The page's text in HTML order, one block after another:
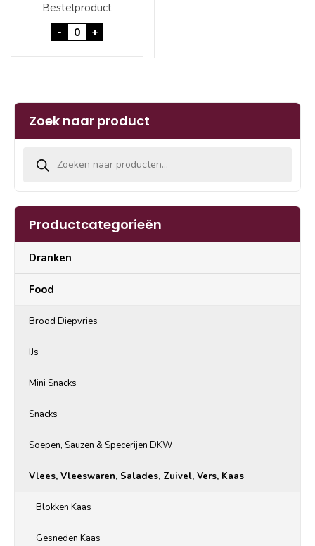
Bestelproduct
- ELITE Huzarensalade 2,5 kg aantal
+
Zoek naar product
Productcategorieën
Dranken
Food
Brood Diepvries
IJs
Mini Snacks
Snacks
Soepen, Sauzen & Specerijen DKW
Vlees, Vleeswaren, Salades, Zuivel, Vers, Kaas
Blokken Kaas
Gesneden Kaas